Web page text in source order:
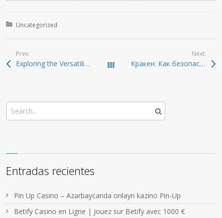
Posted in:
Uncategorized
Prev:
Exploring the Versatility of SafePal Wallet for All Users Todas las entradas
Next:
Кракен: Как безопасно войти в даркнет 2026
Entradas recientes
Pin Up Casino – Azərbaycanda onlayn kazino Pin-Up
Betify Casino en Ligne | Jouez sur Betify avec 1000 €